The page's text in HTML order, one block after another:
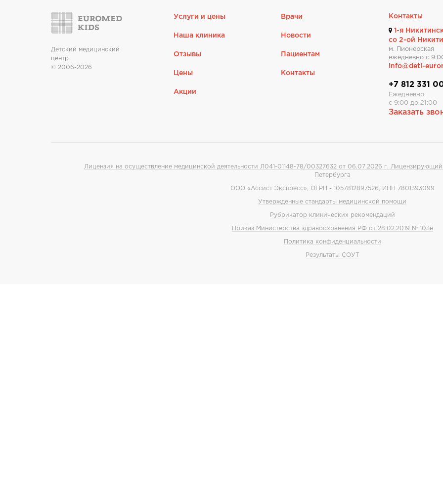
Детский медицинский
центр
© 2006-2026
Услуги и цены Врачи
Наша клиника Новости
Отзывы Пациентам
Цены Контакты
Акции
Контакты
1-я
со 2-ой
м. Пионерская
ежедневно с
info@deti-
+7 812 331
Ежедневно
с 9:00 до 21:00
Заказать
Лицензия на осуществление медицинской деятельности Л041-01148-78/00327632 от 06.07.2026 г.
Петербурга
ООО «Ассист Экспресс», ОГРН - 1057812897526, ИНН 7801393099
Утвержденные стандарты медицинской помощи
Рубрикатор клинических рекомендаций
Приказ Министерства здравоохранения РФ от 28.02.2019 № 103н
Политика конфиденциальности
Результаты СОУТ